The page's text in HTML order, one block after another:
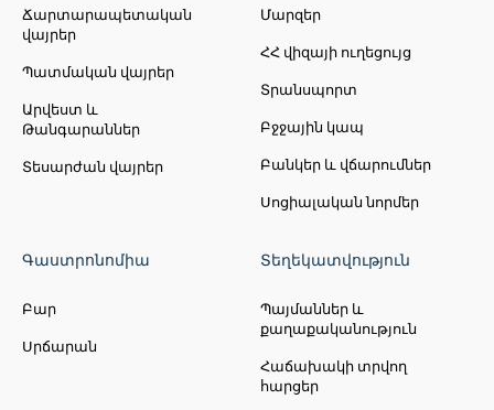
Ճարտարապետական
վայրեր
Պատմական վայրեր
Արվեստ և
Թանգարաններ
Տեսարժան վայրեր
Մարզեր
ՀՀ վիզայի ուղեցույց
Տրանսպորտ
Բջջային կապ
Բանկեր և վճարումներ
Սոցիալական նորմեր
Գաստրոնոմիա
Բար
Սրճարան
Տեղեկատվություն
Պայմաններ և
քաղաքականություն
Հաճախակի տրվող
հարցեր